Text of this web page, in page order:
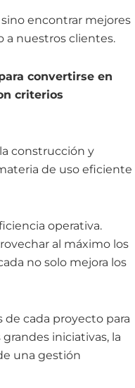
encontrar mejores
a nuestros clientes.
convertirse en
criterios
construcción y
de uso eficiente
operativa.
al máximo los
no solo mejora los
cada proyecto para
iniciativas, la
una gestión